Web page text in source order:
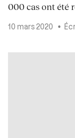
000 cas ont été
10 mars 2020 •